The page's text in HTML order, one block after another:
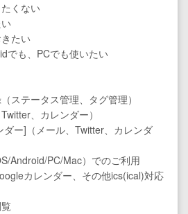
くない
たい
も、PCでも使いたい
ステータス管理、タグ管理）
、カレンダー）
ー]（メール、Twitter、カレンダ
Android/PC/Mac）でのご利用
カレンダー、その他ics(ical)対応